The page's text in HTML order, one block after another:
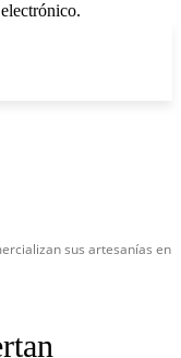
sus artesanías en